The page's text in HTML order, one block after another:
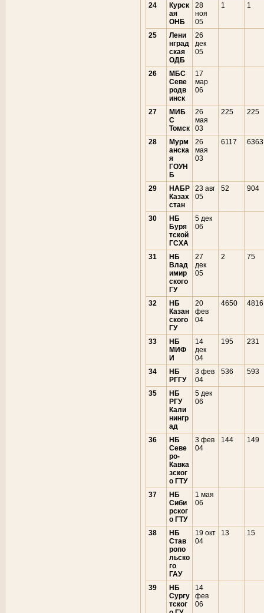
24
Курск
ая
ОНБ
28
ноя
05
1 1
25
Лени
нград
ская
ОДБ
26
дек
05
26
МБС
Севе
родв
инск
17
мар
06
27
МИБ
С
Томск
26
мая
03
225 225
28
Мурм
анска
я
ГОУН
Б
26
мая
03
6117 6363
29
НАБР
Казах
стан
23 авг
05
52 904
30
НБ
Буря
тской
ГСХА
5 дек
06
31
НБ
Влад
имир
ского
ГУ
27
дек
05
2 75
32
НБ
Казан
ского
ГУ
20
фев
04
4650 4816
33
НБ
МИФ
И
14
дек
04
195 231
34
НБ
РГГУ
3 фев
04
536 593
35
НБ
РГУ
Кали
нингр
ад
5 дек
06
36
НБ
Севе
ро-
Кавка
зског
о ГТУ
3 фев
04
144 149
37
НБ
Сиби
рског
о ГТУ
1 мая
06
38
НБ
Став
ропо
льско
го
ГАУ
19 окт
04
13 15
39
НБ
Сургу
тског
14
фев
06